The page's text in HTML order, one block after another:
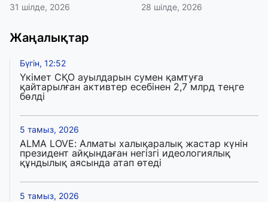
31 шілде, 2026
28 шілде, 2026
Жаңалықтар
Бүгін, 12:52
Үкімет СҚО ауылдарын сумен қамтуға
қайтарылған активтер есебінен 2,7 млрд теңге
бөлді
5 тамыз, 2026
ALMA LOVE: Алматы халықаралық жастар күнін
президент айқындаған негізгі идеологиялық
құндылық аясында атап өтеді
5 тамыз, 2026